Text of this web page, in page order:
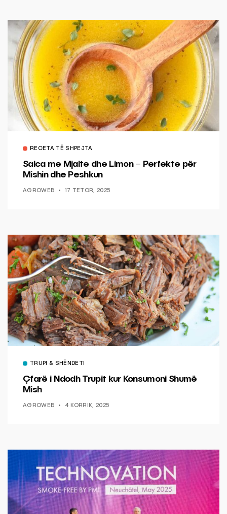
RECETA TË SHPEJTA
Salca me Mjalte dhe Limon – Perfekte për
Mishin dhe Peshkun
AGROWEB 17 TETOR, 2025
TRUPI & SHËNDETI
Çfarë i Ndodh Trupit kur Konsumoni Shumë
Mish
AGROWEB 4 KORRIK, 2025